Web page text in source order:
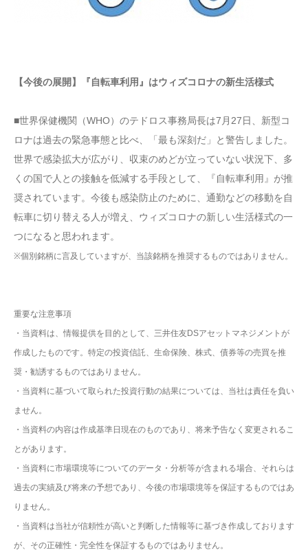
【今後の展開】『自転車利用』はウィズコロナの新生活様式
■世界保健機関（WHO）のテドロス事務局長は7月27日、新型コ
ロナは過去の緊急事態と比べ、「最も深刻だ」と警告しました。
世界で感染拡大が広がり、収束のめどが立っていない状況下、多
くの国で人との接触を低減する手段として、『自転車利用』が推
奨されています。今後も感染防止のために、通勤などの移動を自
転車に切り替える人が増え、ウィズコロナの新しい生活様式の一
つになると思われます。
※個別銘柄に言及していますが、当該銘柄を推奨するものではありません。
重要な注意事項
・当資料は、情報提供を目的として、三井住友DSアセットマネジメントが
作成したものです。特定の投資信託、生命保険、株式、債券等の売買を推
奨・勧誘するものではありません。
・当資料に基づいて取られた投資行動の結果については、当社は責任を負い
ません。
・当資料の内容は作成基準日現在のものであり、将来予告なく変更されるこ
とがあります。
・当資料に市場環境等についてのデータ・分析等が含まれる場合、それらは
過去の実績及び将来の予想であり、今後の市場環境等を保証するものではあ
りません。
・当資料は当社が信頼性が高いと判断した情報等に基づき作成しております
が、その正確性・完全性を保証するものではありません。